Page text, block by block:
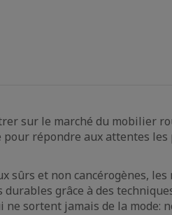
sur le marché du mobilier
répondre aux attentes les
sûrs et non cancérogènes, les
grâce à des
sortent jamais de la mode: